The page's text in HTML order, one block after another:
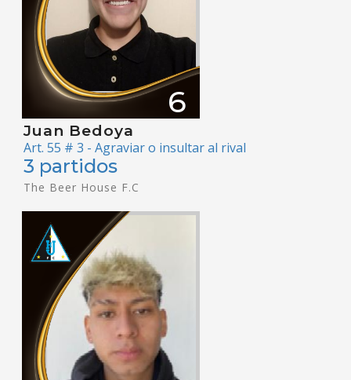
6
Juan Bedoya
Art. 55 # 3 - Agraviar o insultar al rival
3 partidos
The Beer House F.C